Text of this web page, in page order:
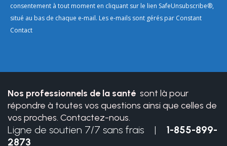
Use.
Please
leave
consentement à tout moment en cliquant sur le lien SafeUnsubscribe®,
situé au bas de chaque e-mail. Les e-mails sont gérés par Constant
Contact
Nos professionnels de la santé sont là pour
répondre à toutes vos questions ainsi que celles de
vos proches. Contactez-nous.
Ligne de soutien 7/7 sans frais | 1-855-899-
2873